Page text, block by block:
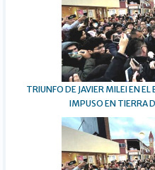
TRIUNFO DE JAVIER MILEI EN
IMPUSO EN TIERRA